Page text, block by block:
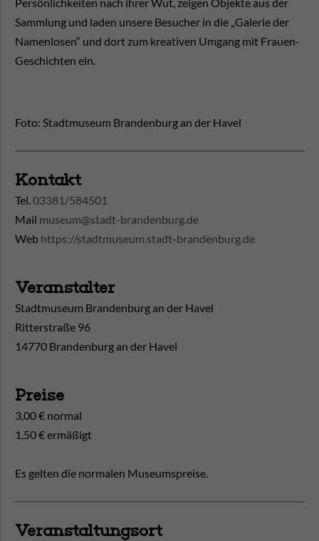
Sammlung und laden unsere Besucher in die „Galerie der
Namenlosen“ und dort zum kreativen Umgang mit Frauen-
Geschichten ein.
Foto: Stadtmuseum Brandenburg an der Havel
Kontakt
Tel. 03381/584501
Mail museum@stadt-brandenburg.de
Web https://stadtmuseum.stadt-brandenburg.de
Veranstalter
Stadtmuseum Brandenburg an der Havel
Ritterstraße 96
14770 Brandenburg an der Havel
Preise
3,00 € normal
1,50 € ermäßigt
Es gelten die normalen Museumspreise.
Veranstaltungsort